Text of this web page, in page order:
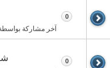
آخر مشاركة
0
0